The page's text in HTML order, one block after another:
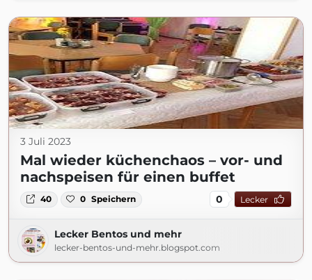
3 Juli 2023
Mal wieder küchenchaos – vor- und
nachspeisen für einen buffet
40 0 Speichern 0 Lecker
Lecker Bentos und mehr
lecker-bentos-und-mehr.blogspot.com